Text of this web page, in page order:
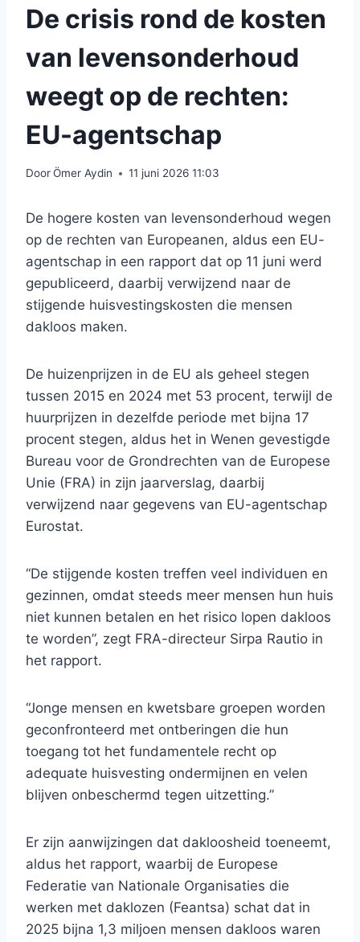
De crisis rond de kosten
van levensonderhoud
weegt op de rechten:
EU-agentschap
DoorÖmer Aydin 11 juni 2026 11:03
De hogere kosten van levensonderhoud wegen
op de rechten van Europeanen, aldus een EU-
agentschap in een rapport dat op 11 juni werd
gepubliceerd, daarbij verwijzend naar de
stijgende huisvestingskosten die mensen
dakloos maken.
De huizenprijzen in de EU als geheel stegen
tussen 2015 en 2024 met 53 procent, terwijl de
huurprijzen in dezelfde periode met bijna 17
procent stegen, aldus het in Wenen gevestigde
Bureau voor de Grondrechten van de Europese
Unie (FRA) in zijn jaarverslag, daarbij
verwijzend naar gegevens van EU-agentschap
Eurostat.
“De stijgende kosten treffen veel individuen en
gezinnen, omdat steeds meer mensen hun huis
niet kunnen betalen en het risico lopen dakloos
te worden”, zegt FRA-directeur Sirpa Rautio in
het rapport.
“Jonge mensen en kwetsbare groepen worden
geconfronteerd met ontberingen die hun
toegang tot het fundamentele recht op
adequate huisvesting ondermijnen en velen
blijven onbeschermd tegen uitzetting.”
Er zijn aanwijzingen dat dakloosheid toeneemt,
aldus het rapport, waarbij de Europese
Federatie van Nationale Organisaties die
werken met daklozen (Feantsa) schat dat in
2025 bijna 1,3 miljoen mensen dakloos waren